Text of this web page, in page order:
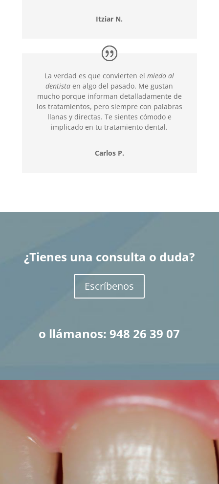
Itziar N.
La verdad es que convierten elmiedo al
dentistaen algo del pasado. Me gustan
mucho porque informan detalladamente de
los tratamientos, pero siempre con palabras
llanas y directas. Te sientes cómodo e
implicado en tu tratamiento dental.
Carlos P.
¿Tienes una consulta o duda?
Escríbenos
o llámanos: 948 26 39 07